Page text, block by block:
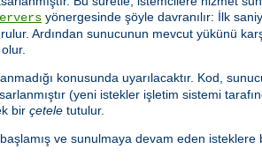
yönergesinde şöyle davranılır: İlk
Ardından sunucunun mevcut yükünü
konusunda uyarılacaktır. Kod,
(yeni istekler işletim sistemi
bir çetele tutulur.
ve sunulmaya devam eden isteklere